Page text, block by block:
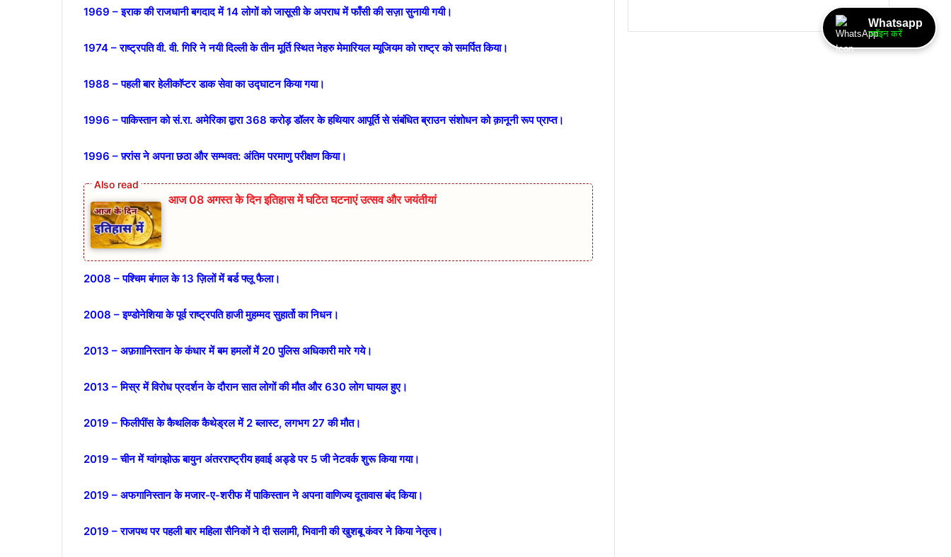
1969 – इराक की राजधानी बगदाद में 14 लोगों को जासूसी के अपराध में फाँसी की सज़ा सुनायी गयी।
1974 – राष्ट्रपति वी. वी. गिरि ने नयी दिल्ली के तीन मूर्ति स्थित नेहरु मेमारियल म्यूजियम को राष्ट्र को समर्पित किया।
1988 – पहली बार हेलीकाॅप्टर डाक सेवा का उद्घाटन किया गया।
1996 – पाकिस्तान को सं.रा. अमेरिका द्वारा 368 करोड़ डॉलर के हथियार आपूर्ति से संबंधित ब्राउन संशोधन को क़ानूनी रूप प्राप्त।
1996 – फ़्रांस ने अपना छठा और सम्भवत: अंतिम परमाणु परीक्षण किया।
आज 08 अगस्त के दिन इतिहास में घटित घटनाएं उत्सव और जयंतीयां
2008 – पश्चिम बंगाल के 13 ज़िलों में बर्ड फ्लू फैला।
2008 – इण्डोनेशिया के पूर्व राष्ट्रपति हाजी मुहम्मद सुहार्तो का निधन।
2013 – अफ़ग़ानिस्तान के कंधार में बम हमलों में 20 पुलिस अधिकारी मारे गये।
2013 – मिस्र में विरोध प्रदर्शन के दौरान सात लोगों की मौत और 630 लोग घायल हुए।
2019 – फिलीपींस के कैथलिक कैथेड्रल में 2 ब्लास्ट, लगभग 27 की मौत।
2019 – चीन में ग्वांगझोऊ बायुन अंतरराष्ट्रीय हवाई अड्डे पर 5 जी नेटवर्क शुरू किया गया।
2019 – अफगानिस्तान के मजार-ए-शरीफ में पाकिस्तान ने अपना वाणिज्य दूतावास बंद किया।
2019 – राजपथ पर पहली बार महिला सैनिकों ने दी सलामी, भिवानी की खुशबू कंवर ने किया नेतृत्व।
Whatsapp
ज्वॉइन करें